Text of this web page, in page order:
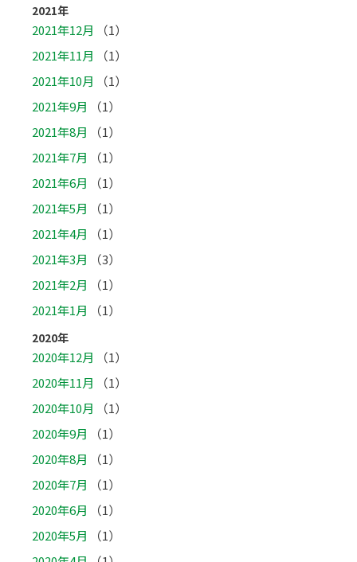
2021年
2021年12月
（1）
2021年11月
（1）
2021年10月
（1）
2021年9月
（1）
2021年8月
（1）
2021年7月
（1）
2021年6月
（1）
2021年5月
（1）
2021年4月
（1）
2021年3月
（3）
2021年2月
（1）
2021年1月
（1）
2020年
2020年12月
（1）
2020年11月
（1）
2020年10月
（1）
2020年9月
（1）
2020年8月
（1）
2020年7月
（1）
2020年6月
（1）
2020年5月
（1）